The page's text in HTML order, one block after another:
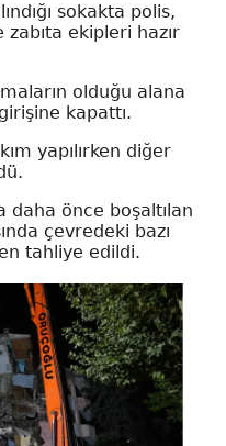
sokakta polis,
zabıta ekipleri hazır
olduğu alana
kapattı.
yapılırken diğer
daha önce boşaltılan
çevredeki bazı
tahliye edildi.